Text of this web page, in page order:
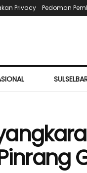
Privacy Pedoman